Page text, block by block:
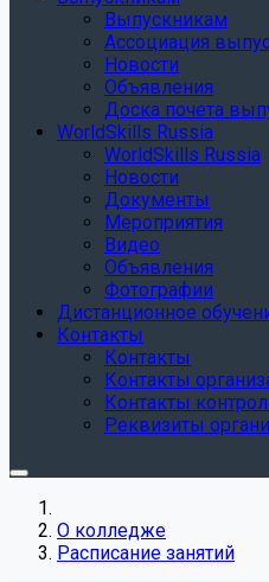
Выпускникам
Ассоциация
Новости
Объявления
Доска почета
WorldSkills Russia
WorldSkills Russia
Новости
Документы
Мероприятия
Видео
Объявления
Фотографии
Дистанционное
Контакты
Контакты
Контакты
Контакты
Реквизиты
О колледже
Расписание занятий